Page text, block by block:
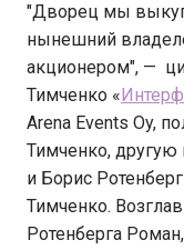
"Дворец мы
нынешний
акционером", —
Тимченко «
Arena Events Oy,
Тимченко, другую
и Борис
Тимченко.
Ротенберга